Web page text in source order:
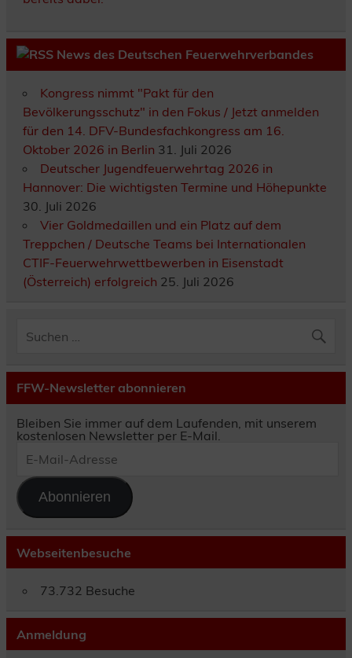
News des Deutschen Feuerwehrverbandes
Kongress nimmt "Pakt für den
Bevölkerungsschutz" in den Fokus / Jetzt anmelden
für den 14. DFV-Bundesfachkongress am 16.
Oktober 2026 in Berlin 31. Juli 2026
Deutscher Jugendfeuerwehrtag 2026 in
Hannover: Die wichtigsten Termine und Höhepunkte
30. Juli 2026
Vier Goldmedaillen und ein Platz auf dem
Treppchen / Deutsche Teams bei Internationalen
CTIF-Feuerwehrwettbewerben in Eisenstadt
(Österreich) erfolgreich 25. Juli 2026
FFW-Newsletter abonnieren
Bleiben Sie immer auf dem Laufenden, mit unserem
kostenlosen Newsletter per E-Mail.
Mail-
Abonnieren
Webseitenbesuche
73.732 Besuche
Anmeldung